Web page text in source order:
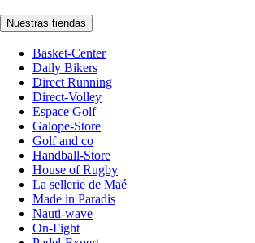
Nuestras tiendas
Basket-Center
Daily Bikers
Direct Running
Direct-Volley
Espace Golf
Galope-Store
Golf and co
Handball-Store
House of Rugby
La sellerie de Maé
Made in Paradis
Nauti-wave
On-Fight